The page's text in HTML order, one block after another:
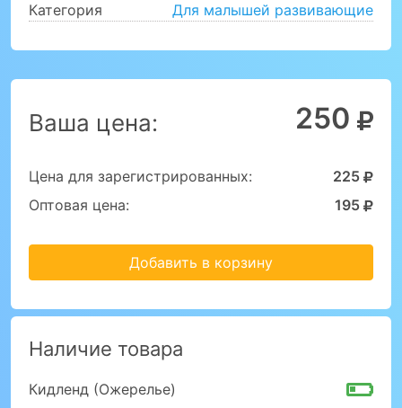
Категория
Для малышей развивающие
Ваша цена: 250
Цена для зарегистрированных:
225
Оптовая цена:
195
Добавить в корзину
Наличие товара
Кидленд (Ожерелье)